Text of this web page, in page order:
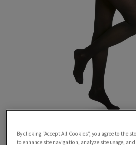
By clicking “Accept All Cookies”, you agree to the
to enhance site navigation, analyze site usage,